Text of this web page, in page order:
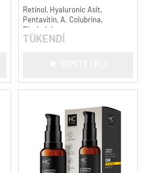
Retinol, Hyaluronic Asit,
Pentavitin, A. Colubrina,
Bisabolol
TÜKENDİ